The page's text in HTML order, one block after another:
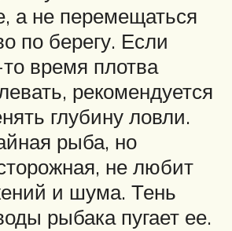
а не перемещаться
по берегу. Если
время плотва
рекомендуется
глубину ловли.
рыба, но
не любит
и шума. Тень
рыбака пугает ее.